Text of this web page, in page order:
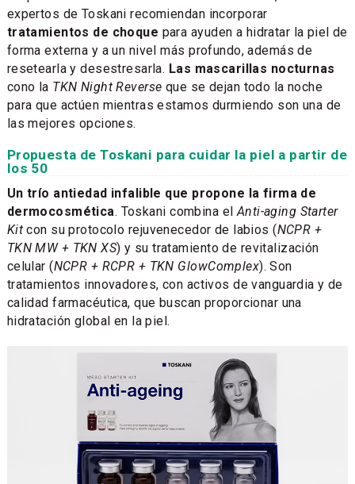
expertos de Toskani recomiendan incorporar
tratamientos de choque para ayuden a hidratar la piel de
forma externa y a un nivel más profundo, además de
resetearla y desestresarla. Las mascarillas nocturnas
cono la TKN Night Reverse que se dejan todo la noche
para que actúen mientras estamos durmiendo son una de
las mejores opciones.
Propuesta de Toskani para cuidar la piel a partir de
los 50
Un trío antiedad infalible que propone la firma de
dermocosmética. Toskani combina el Anti-aging Starter
Kitcon su protocolo rejuvenecedor de labios (NCPR +
TKN MW + TKN XS) y su tratamiento de revitalización
celular (NCPR + RCPR + TKN GlowComplex). Son
tratamientos innovadores, con activos de vanguardia y de
calidad farmacéutica, que buscan proporcionar una
hidratación global en la piel.